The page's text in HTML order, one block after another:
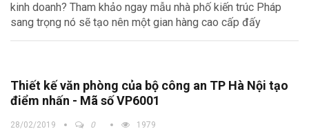
kinh doanh? Tham khảo ngay mẫu nhà phố kiến trúc Pháp
sang trọng nó sẽ tạo nên một gian hàng cao cấp đấy
Thiết kế văn phòng của bộ công an TP Hà Nội tạo
điểm nhấn - Mã số VP6001
28/02/2019 0 1979